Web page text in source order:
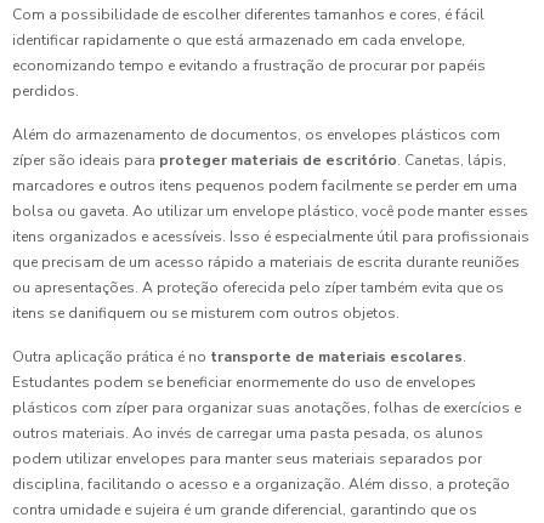
Com a possibilidade de escolher diferentes tamanhos e cores, é fácil
identificar rapidamente o que está armazenado em cada envelope,
economizando tempo e evitando a frustração de procurar por papéis
perdidos.
Além do armazenamento de documentos, os envelopes plásticos com
zíper são ideais para proteger materiais de escritório. Canetas, lápis,
marcadores e outros itens pequenos podem facilmente se perder em uma
bolsa ou gaveta. Ao utilizar um envelope plástico, você pode manter esses
itens organizados e acessíveis. Isso é especialmente útil para profissionais
que precisam de um acesso rápido a materiais de escrita durante reuniões
ou apresentações. A proteção oferecida pelo zíper também evita que os
itens se danifiquem ou se misturem com outros objetos.
Outra aplicação prática é no transporte de materiais escolares.
Estudantes podem se beneficiar enormemente do uso de envelopes
plásticos com zíper para organizar suas anotações, folhas de exercícios e
outros materiais. Ao invés de carregar uma pasta pesada, os alunos
podem utilizar envelopes para manter seus materiais separados por
disciplina, facilitando o acesso e a organização. Além disso, a proteção
contra umidade e sujeira é um grande diferencial, garantindo que os